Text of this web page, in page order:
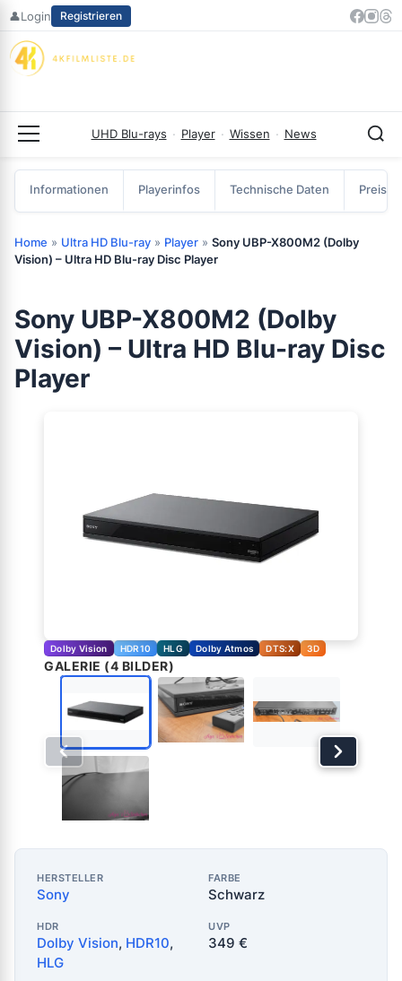
Zum
springen
👤Login Registrieren
UHD Blu-rays · Player · Wissen · News
Informationen Playerinfos Technische Daten
Home » Ultra HD Blu-ray » Player » Sony UBP-X800M2 (Dolby
Vision) – Ultra HD Blu-ray Disc Player
Sony UBP-X800M2 (Dolby
Vision) – Ultra HD Blu-ray Disc
Player
Dolby Vision HDR10 HLG Dolby Atmos DTS:X 3D
GALERIE (4 BILDER)
HERSTELLER
Sony
FARBE
Schwarz
HDR
Dolby Vision, HDR10,
HLG
UVP
349 €